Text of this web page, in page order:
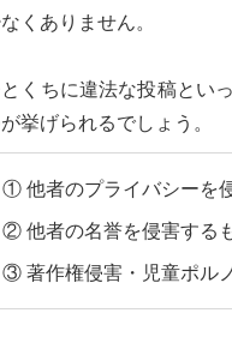
くありません。
くちに違法な投稿とい
挙げられるでしょう。
① 他者のプライバシーを
② 他者の名誉を侵害する
③ 著作権侵害・児童ポル